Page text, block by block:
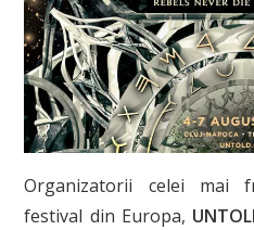
Organizatorii celei mai
festival din Europa,